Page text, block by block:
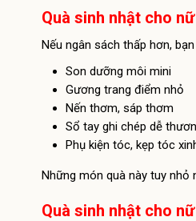
Quà sinh nhật cho
Nếu ngân sách thấp hơn,
Son dưỡng môi mini
Gương trang điểm nhỏ
Nến thơm, sáp thơm
Sổ tay ghi chép dễ
Phụ kiện tóc, kẹp tóc
Những món quà này tuy nhỏ
Quà sinh nhật cho